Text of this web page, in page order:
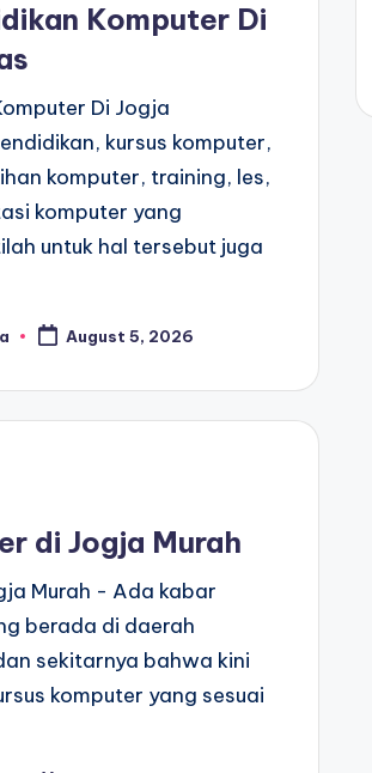
Komputer Di
Di Jogja
kursus komputer,
komputer, training, les,
komputer yang
untuk hal tersebut juga
August 5, 2026
di Jogja Murah
Murah - Ada kabar
berada di daerah
sekitarnya bahwa kini
komputer yang sesuai